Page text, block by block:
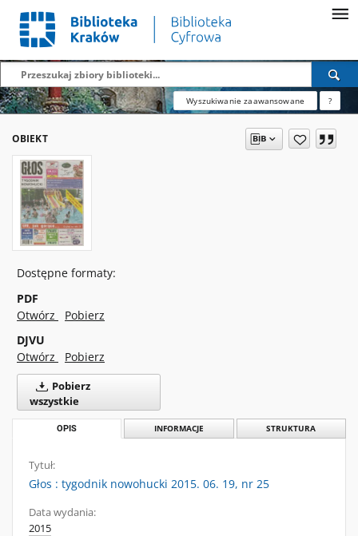
Wyszukiwanie zaawansowane ?
OBIEKT
Dostępne formaty:
PDF
Otwórz
Pobierz
DJVU
Otwórz
Pobierz
Pobierz
wszystkie
OPIS INFORMACJE STRUKTURA
Tytuł:
Głos : tygodnik nowohucki 2015. 06. 19, nr 25
Data wydania:
2015